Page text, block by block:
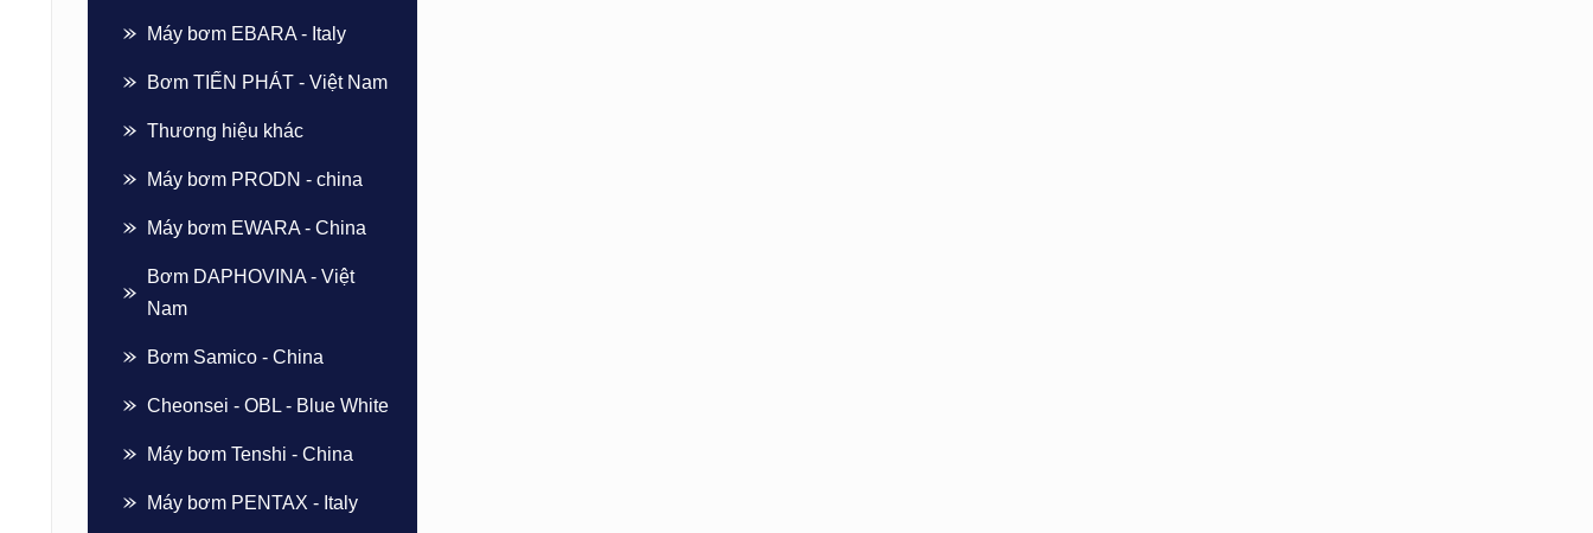
Máy bơm EBARA - Italy
Bơm TIẾN PHÁT - Việt Nam
Thương hiệu khác
Máy bơm PRODN - china
Máy bơm EWARA - China
Bơm DAPHOVINA - Việt
Nam
Bơm Samico - China
Cheonsei - OBL - Blue White
Máy bơm Tenshi - China
Máy bơm PENTAX - Italy